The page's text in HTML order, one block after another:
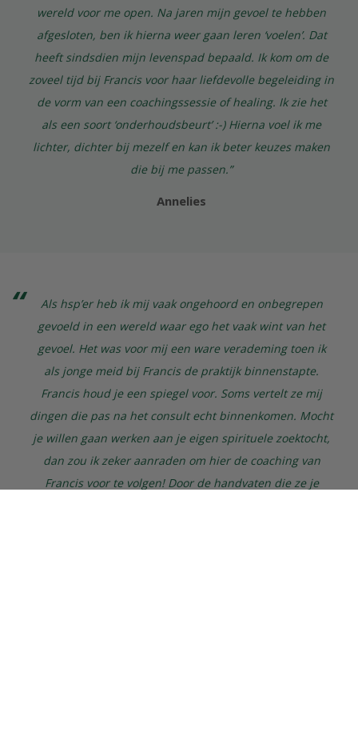
wereld voor me open. Na jaren mijn gevoel te hebben
afgesloten, ben ik hierna weer gaan leren ‘voelen’. Dat
heeft sindsdien mijn levenspad bepaald. Ik kom om de
zoveel tijd bij Francis voor haar liefdevolle begeleiding in
de vorm van een coachingssessie of healing. Ik zie het
als een soort ‘onderhoudsbeurt’ :-) Hierna voel ik me
lichter, dichter bij mezelf en kan ik beter keuzes maken
die bij me passen.”
Annelies
Als hsp’er heb ik mij vaak ongehoord en onbegrepen
gevoeld in een wereld waar ego het vaak wint van het
gevoel. Het was voor mij een ware verademing toen ik
als jonge meid bij Francis de praktijk binnenstapte.
Francis houd je een spiegel voor. Soms vertelt ze mij
dingen die pas na het consult echt binnenkomen. Mocht
je willen gaan werken aan je eigen spirituele zoektocht,
dan zou ik zeker aanraden om hier de coaching van
Francis voor te volgen! Door de handvaten die ze je